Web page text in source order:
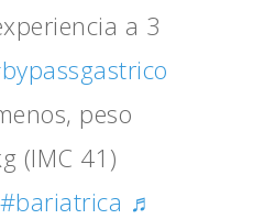
a 3
peso
(IMC 41)
#bariatrica ♬